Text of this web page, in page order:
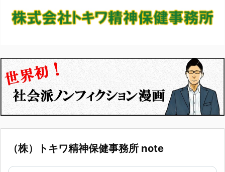
（株）トキワ精神保健事務所 note